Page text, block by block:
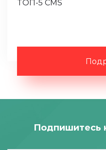
ТОП-5 CMS
Подпишитесь